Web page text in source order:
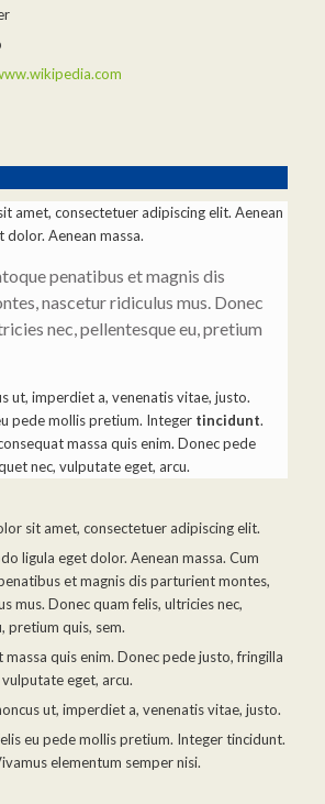
amet, consectetuer adipiscing elit. Aenean
Aenean massa.
penatibus et magnis dis
nascetur ridiculus mus. Donec
nec, pellentesque eu, pretium
ut, imperdiet a, venenatis vitae, justo.
pede mollis pretium. Integer tincidunt.
massa quis enim. Donec pede
nec, vulputate eget, arcu.
sit amet, consectetuer adipiscing elit.
ligula eget dolor. Aenean massa. Cum
et magnis dis parturient montes,
mus. Donec quam felis, ultricies nec,
pretium quis, sem.
massa quis enim. Donec pede justo, fringilla
eget, arcu.
ut, imperdiet a, venenatis vitae, justo.
eu pede mollis pretium. Integer tincidunt.
elementum semper nisi.